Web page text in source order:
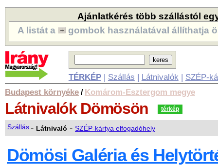
Ajánlatkérés több szállástól
A listát a
gombok használatával állíthatja
TÉRKÉP| Szállás | Látnivalók | SZÉP-
Budapest környéke / Komárom-Esztergom megye
Látnivalók Dömösön térkép
Szállás- Látnivaló - SZÉP-kártya elfogadóhely
Dömösi Galéria és